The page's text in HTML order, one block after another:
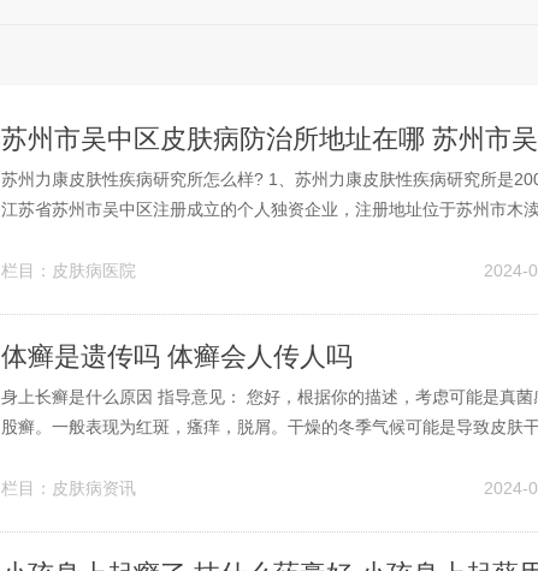
苏州力康皮肤性疾病研究所怎么样? 1、苏州力康皮肤性疾病研究所是
江苏省苏州市吴中区注册成立的个人独资企业，注册地址位于苏州市木
8L，企业法人吴克，目前企业处于开业状态。2、正规。通过苏州奇力
栏目： 皮肤病医院 2024-
体癣是遗传吗 体癣会人传人吗
身上长癣是什么原因 指导意见： 您好，根据你的描述，考虑可能是真菌
股癣。一般表现为红斑，瘙痒，脱屑。干燥的冬季气候可能是导致皮肤
分，从而变得干燥起来。人们在冬季通常会使用暖气或火炉等加热设备
栏目： 皮肤病资讯 2024-